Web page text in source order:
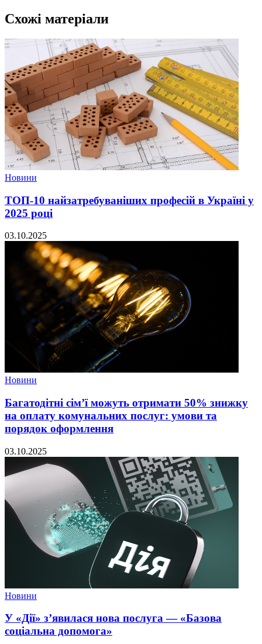
Схожі матеріали
Новини
ТОП-10 найзатребуваніших професій в Україні у
2025 році
03.10.2025
Новини
Багатодітні сім’ї можуть отримати 50% знижку
на оплату комунальних послуг: умови та
порядок оформлення
03.10.2025
Новини
У «Дії» з’явилася нова послуга — «Базова
соціальна допомога»